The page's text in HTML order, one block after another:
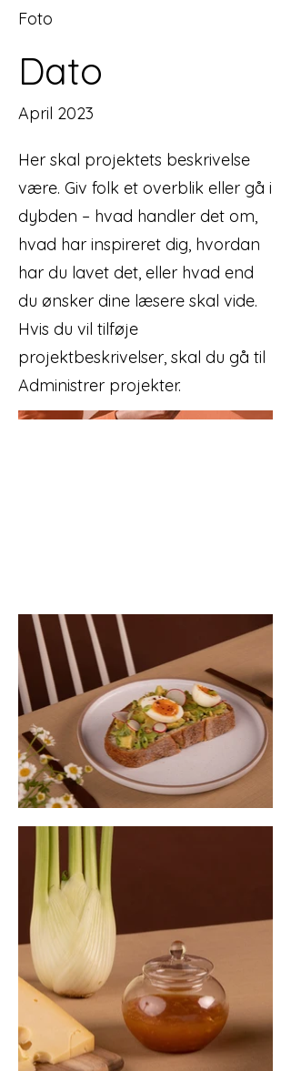
Foto
Dato
April 2023
Her skal projektets beskrivelse
være. Giv folk et overblik eller gå i
dybden – hvad handler det om,
hvad har inspireret dig, hvordan
har du lavet det, eller hvad end
du ønsker dine læsere skal vide.
Hvis du vil tilføje
projektbeskrivelser, skal du gå til
Administrer projekter.